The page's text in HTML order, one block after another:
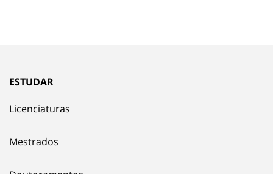
ESTUDAR
Licenciaturas
Mestrados